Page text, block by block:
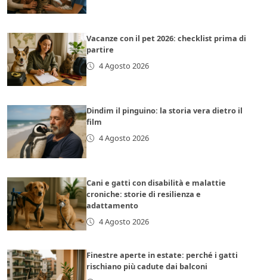
Vacanze con il pet 2026: checklist prima di
partire
4 Agosto 2026
Dindim il pinguino: la storia vera dietro il
film
4 Agosto 2026
Cani e gatti con disabilità e malattie
croniche: storie di resilienza e
adattamento
4 Agosto 2026
Finestre aperte in estate: perché i gatti
rischiano più cadute dai balconi